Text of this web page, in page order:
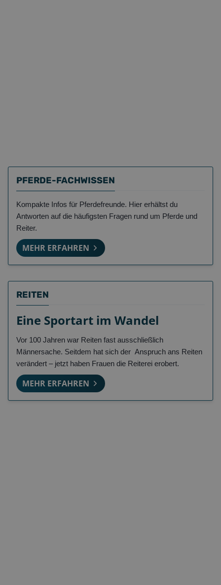
PFERDE-FACHWISSEN
Kompakte Infos für Pferdefreunde. Hier erhältst du
Antworten auf die häufigsten Fragen rund um Pferde und
Reiter.
MEHR ERFAHREN
REITEN
Eine Sportart im Wandel
Vor 100 Jahren war Reiten fast ausschließlich
Männersache. Seitdem hat sich der Anspruch ans Reiten
verändert – jetzt haben Frauen die Reiterei erobert.
MEHR ERFAHREN